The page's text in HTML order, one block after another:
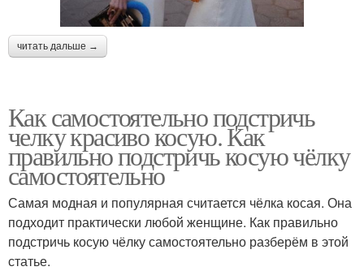
читать дальше →
Как самостоятельно подстричь
челку красиво косую. Как
правильно подстричь косую чёлку
самостоятельно
Самая модная и популярная считается чёлка косая. Она
подходит практически любой женщине. Как правильно
подстричь косую чёлку самостоятельно разберём в этой
статье.